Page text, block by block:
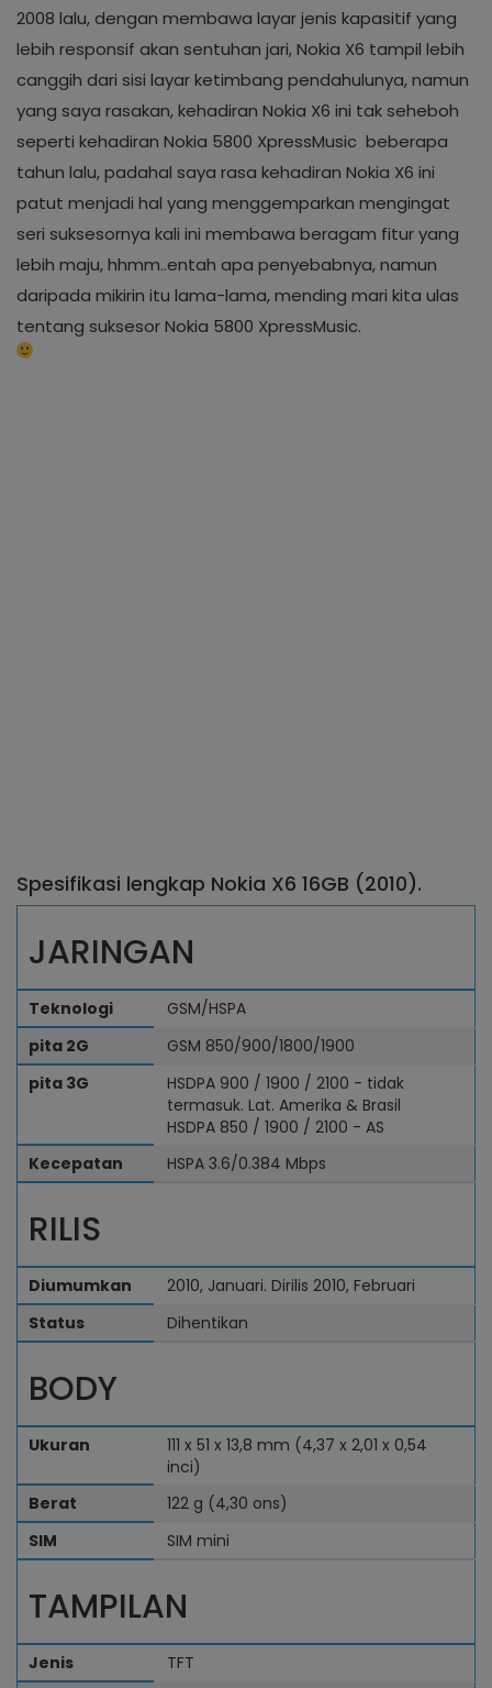
2008 lalu, dengan membawa layar jenis kapasitif yang
lebih responsif akan sentuhan jari, Nokia X6 tampil lebih
canggih dari sisi layar ketimbang pendahulunya, namun
yang saya rasakan, kehadiran Nokia X6 ini tak seheboh
seperti kehadiran Nokia 5800 XpressMusic beberapa
tahun lalu, padahal saya rasa kehadiran Nokia X6 ini
patut menjadi hal yang menggemparkan mengingat
seri suksesornya kali ini membawa beragam fitur yang
lebih maju, hhmm..entah apa penyebabnya, namun
daripada mikirin itu lama-lama, mending mari kita ulas
tentang suksesor Nokia 5800 XpressMusic.
Spesifikasi lengkap Nokia X6 16GB (2010).
JARINGAN
Teknologi
GSM/HSPA
pita 2G
GSM 850/900/1800/1900
pita 3G
HSDPA 900 / 1900 / 2100 - tidak
termasuk. Lat. Amerika & Brasil
HSDPA 850 / 1900 / 2100 - AS
Kecepatan
HSPA 3.6/0.384 Mbps
RILIS
Diumumkan
2010, Januari. Dirilis 2010, Februari
Status
Dihentikan
BODY
Ukuran
111 x 51 x 13,8 mm (4,37 x 2,01 x 0,54
inci)
Berat
122 g (4,30 ons)
SIM
SIM mini
TAMPILAN
Jenis
TFT